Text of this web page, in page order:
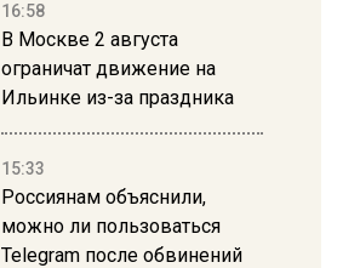
16:58
В Москве 2 августа
ограничат движение на
Ильинке из-за праздника
15:33
Россиянам объяснили,
можно ли пользоваться
Telegram после обвинений